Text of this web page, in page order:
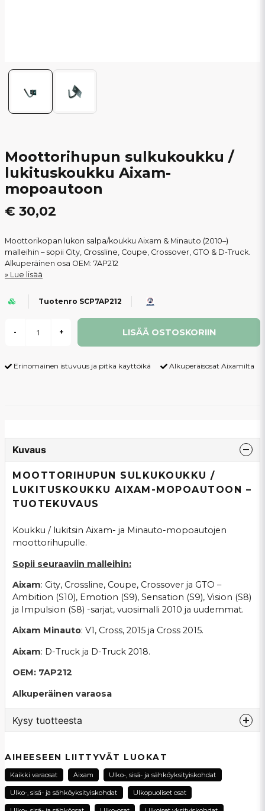
Moottorihupun sulkukoukku /
lukituskoukku Aixam-
mopoautoon
€ 30,02
Moottorikopan lukon salpa/koukku Aixam & Minauto (2010–)
malleihin – sopii City, Crossline, Coupe, Crossover, GTO & D-Truck.
Alkuperäinen osa OEM: 7AP212
Lue lisää
Tuotenro SCP7AP212
- + LISÄÄ OSTOSKORIIN
Erinomainen istuvuus ja pitkä käyttöikä Alkuperäisosat Aixamilta
Kuvaus
MOOTTORIHUPUN SULKUKOUKKU /
LUKITUSKOUKKU AIXAM-MOPOAUTOON –
TUOTEKUVAUS
Koukku / lukitsin Aixam- ja Minauto-mopoautojen
moottorihupulle.
Sopii seuraaviin malleihin:
Aixam: City, Crossline, Coupe, Crossover ja GTO –
Ambition (S10), Emotion (S9), Sensation (S9), Vision (S8)
ja Impulsion (S8) -sarjat, vuosimalli 2010 ja uudemmat.
Aixam Minauto: V1, Cross, 2015 ja Cross 2015.
Aixam: D-Truck ja D-Truck 2018.
OEM: 7AP212
Alkuperäinen varaosa
Kysy tuotteesta
Kysy meiltä tästä tuotteesta...
AIHEESEEN LIITTYVÄT LUOKAT
Kaikki varaosat Aixam Ulko-, sisä- ja sähköyksityiskohdat
Ulko-, sisä- ja sähköyksityiskohdat Ulkopuoliset osat